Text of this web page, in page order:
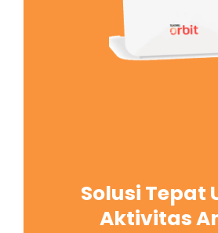
Solusi Tepat
Aktivitas